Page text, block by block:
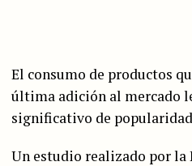
El consumo de productos
última adición al mercado
significativo de
Un estudio realizado por la